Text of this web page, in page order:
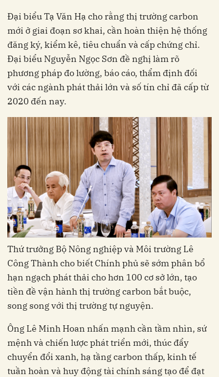
Đại biểu Tạ Văn Hạ cho rằng thị trường carbon
mới ở giai đoạn sơ khai, cần hoàn thiện hệ thống
đăng ký, kiểm kê, tiêu chuẩn và cấp chứng chỉ.
Đại biểu Nguyễn Ngọc Sơn đề nghị làm rõ
phương pháp đo lường, báo cáo, thẩm định đối
với các ngành phát thải lớn và số tín chỉ đã cấp từ
2020 đến nay.
Thứ trưởng Bộ Nông nghiệp và Môi trường Lê
Công Thành cho biết Chính phủ sẽ sớm phân bổ
hạn ngạch phát thải cho hơn 100 cơ sở lớn, tạo
tiền đề vận hành thị trường carbon bắt buộc,
song song với thị trường tự nguyện.
Ông Lê Minh Hoan nhấn mạnh cần tầm nhìn, sứ
mệnh và chiến lược phát triển mới, thúc đẩy
chuyển đổi xanh, hạ tầng carbon thấp, kinh tế
tuần hoàn và huy động tài chính sáng tạo để đạt